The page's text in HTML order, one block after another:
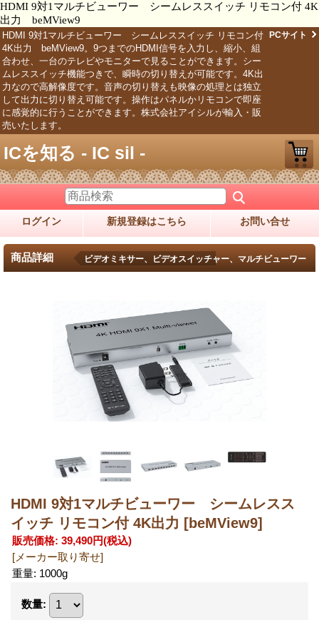
HDMI 9対1マルチビューワー シームレススイッチ リモコン付 4K
出力 beMView9
HDMI 9対1マルチビューワー シームレススイッチ リモコン付
4K出力 beMView9。9つまでのHDMI信号を入力し、縮小、組
合わせ、一台のテレビやモニターで見ることができます。シー
ムレススイッチ機能つきで、瞬時の切り替えが可能です。4K出
力なので高解像度です。音声の切り替えも映像の処理とは独立
して出力に切り替え可能です。操作はパネルかリモコンで即座
に感覚的に行うことができます。株式会社アイシルが輸入・販
売いたします。
PCサイト
ICを知る - IC sil -
ログイン 新規登録はこちら お問い合せ
商品詳細 ビデオミキサー、ビデオスイッチャー、マルチビューワー
HDMI 9対1マルチビューワー シームレスス
イッチ リモコン付 4K出力 [beMView9]
販売価格: 39,490円(税込)
[メーカー取り寄せ]
重量: 1000g
数量: